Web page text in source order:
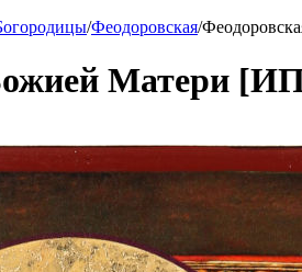
/Феодоровская/
Матери